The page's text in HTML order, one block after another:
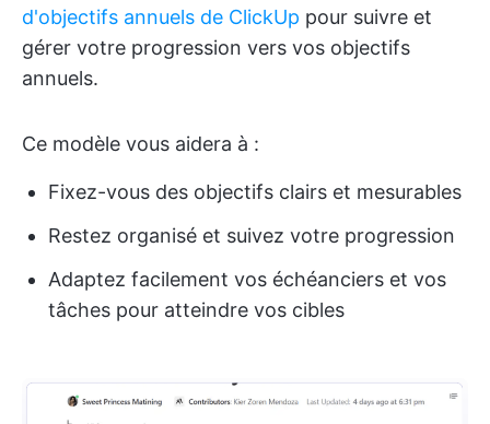
d'objectifs annuels de ClickUp pour suivre et
gérer votre progression vers vos objectifs
annuels.
Ce modèle vous aidera à :
Fixez-vous des objectifs clairs et mesurables
Restez organisé et suivez votre progression
Adaptez facilement vos échéanciers et vos
tâches pour atteindre vos cibles